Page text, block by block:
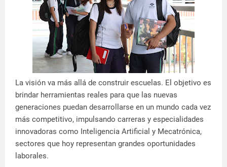
La visión va más allá de construir escuelas. El objetivo es
brindar herramientas reales para que las nuevas
generaciones puedan desarrollarse en un mundo cada vez
más competitivo, impulsando carreras y especialidades
innovadoras como Inteligencia Artificial y Mecatrónica,
sectores que hoy representan grandes oportunidades
laborales.